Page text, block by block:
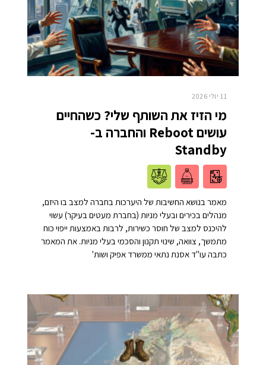
11 יולי 2026
מי הזיז את השותף שלי? כשהחיים
עושים Reboot והחברה ב-
Standby
מאמר בנושא החשיבות של היערכות בחברה למצב בו היזם,
מנהלים בכירים ובעלי מניות (בחברת מעטים בעיקר) עשוי
להיכנס למצב של חוסר כשירות, לרבות באמצעות ייפוי כוח
מתמשך, צוואה, שינוי תקנון והסכמי בעלי מניות. את המאמר
כתבה עו"ד אסנת נתאי ממשרד אפיק ושות'